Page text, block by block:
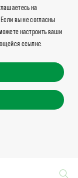
на
вы не согласны
настроить ваши
ссылке.